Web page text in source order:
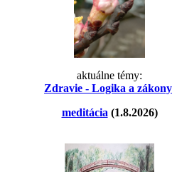
aktuálne témy:
Zdravie - Logika a zákony
meditácia(1.8.2026)